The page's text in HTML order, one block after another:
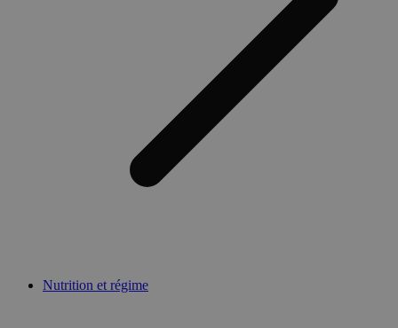
Nutrition et régime